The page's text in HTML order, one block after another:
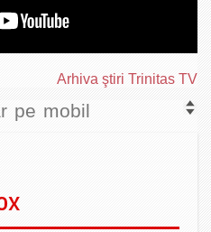
Arhiva ştiri Trinitas TV
pe mobil